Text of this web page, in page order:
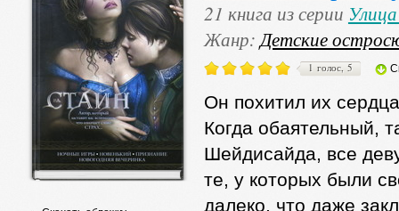
21 книга из серии
Жанр:Детские
1 голос, 5
Он похитил их
Когда обаятельный,
Шейдисайда, все
те, у которых были
далеко, что даже